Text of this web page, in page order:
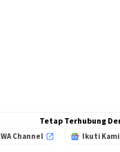
Tetap Terhubung
WA Channel Ikuti Kami